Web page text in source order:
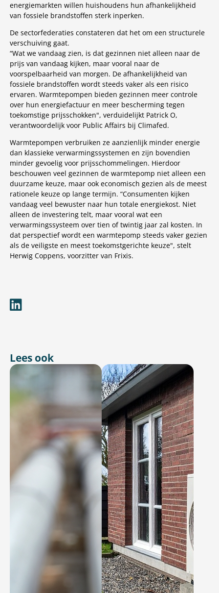
energiemarkten willen huishoudens hun afhankelijkheid
van fossiele brandstoffen sterk inperken.
De sectorfederaties constateren dat het om een structurele
verschuiving gaat.
“Wat we vandaag zien, is dat gezinnen niet alleen naar de
prijs van vandaag kijken, maar vooral naar de
voorspelbaarheid van morgen. De afhankelijkheid van
fossiele brandstoffen wordt steeds vaker als een risico
ervaren. Warmtepompen bieden gezinnen meer controle
over hun energiefactuur en meer bescherming tegen
toekomstige prijsschokken", verduidelijkt Patrick O,
verantwoordelijk voor Public Affairs bij Climafed.
Warmtepompen verbruiken ze aanzienlijk minder energie
dan klassieke verwarmingssystemen en zijn bovendien
minder gevoelig voor prijsschommelingen. Hierdoor
beschouwen veel gezinnen de warmtepomp niet alleen een
duurzame keuze, maar ook economisch gezien als de meest
rationele keuze op lange termijn. “Consumenten kijken
vandaag veel bewuster naar hun totale energiekost. Niet
alleen de investering telt, maar vooral wat een
verwarmingssysteem over tien of twintig jaar zal kosten. In
dat perspectief wordt een warmtepomp steeds vaker gezien
als de veiligste en meest toekomstgerichte keuze", stelt
Herwig Coppens, voorzitter van Frixis.
Lees ook